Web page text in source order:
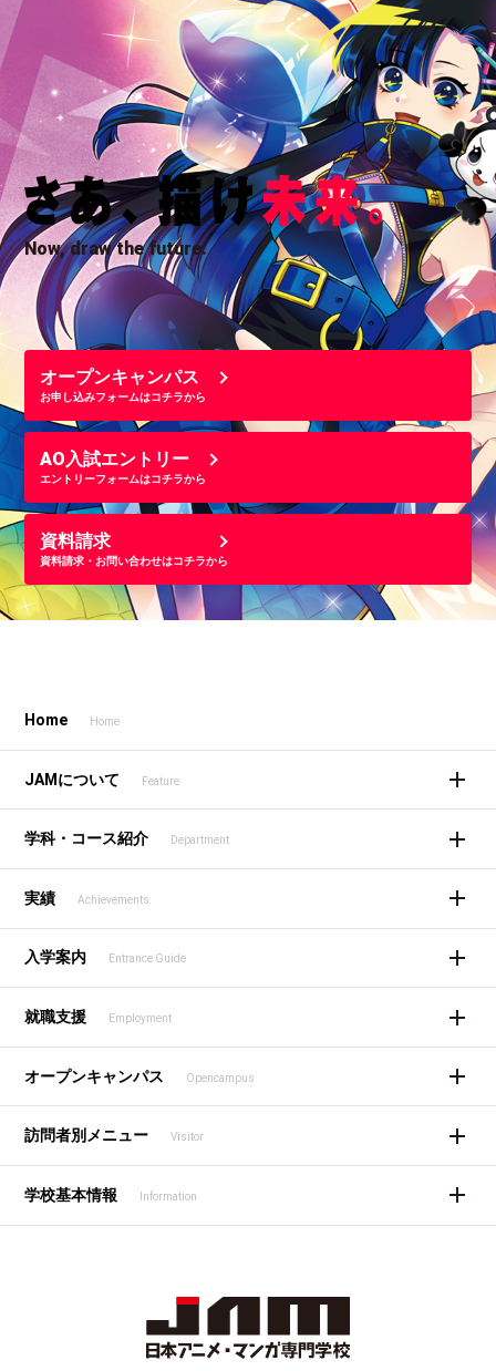
Now, draw the future.
オープンキャンパス
お申し込みフォームはコチラから
AO入試エントリー
エントリーフォームはコチラから
資料請求
資料請求・お問い合わせはコチラから
Home Home
JAMについて Feature
学科・コース紹介 Department
実績 Achievements
入学案内 Entrance Guide
就職支援 Employment
オープンキャンパス Opencampus
訪問者別メニュー Visitor
学校基本情報 Information